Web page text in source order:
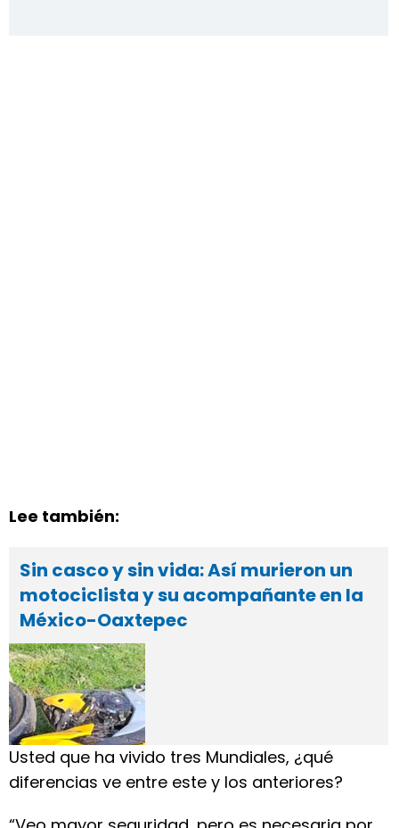
Lee también:
Sin casco y sin vida: Así murieron un
motociclista y su acompañante en la
México-Oaxtepec
Usted que ha vivido tres Mundiales, ¿qué
diferencias ve entre este y los anteriores?